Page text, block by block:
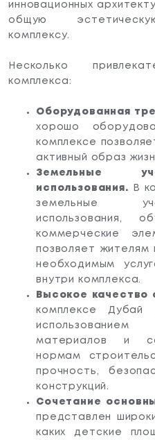
инновационных
общую
комплексу.
Несколько
комплекса:
Оборудованная
хорошо
комплексе
активный образ
Земельные
использования. В
земельные
использования,
коммерческие
позволяет жителям
необходимым
внутри комплекса.
Высокое качество
комплексе Дубай
использованием
материалов и
нормам
прочность,
конструкций.
Сочетание
представлен
каких детские